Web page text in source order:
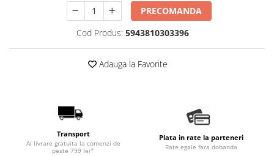
PRECOMANDA
Cod Produs: 5943810303396
Adauga la Favorite
Transport
Ai livrare gratuita la comenzi de
peste 799 lei*
Plata in rate la parteneri
Rate egale fara dobanda